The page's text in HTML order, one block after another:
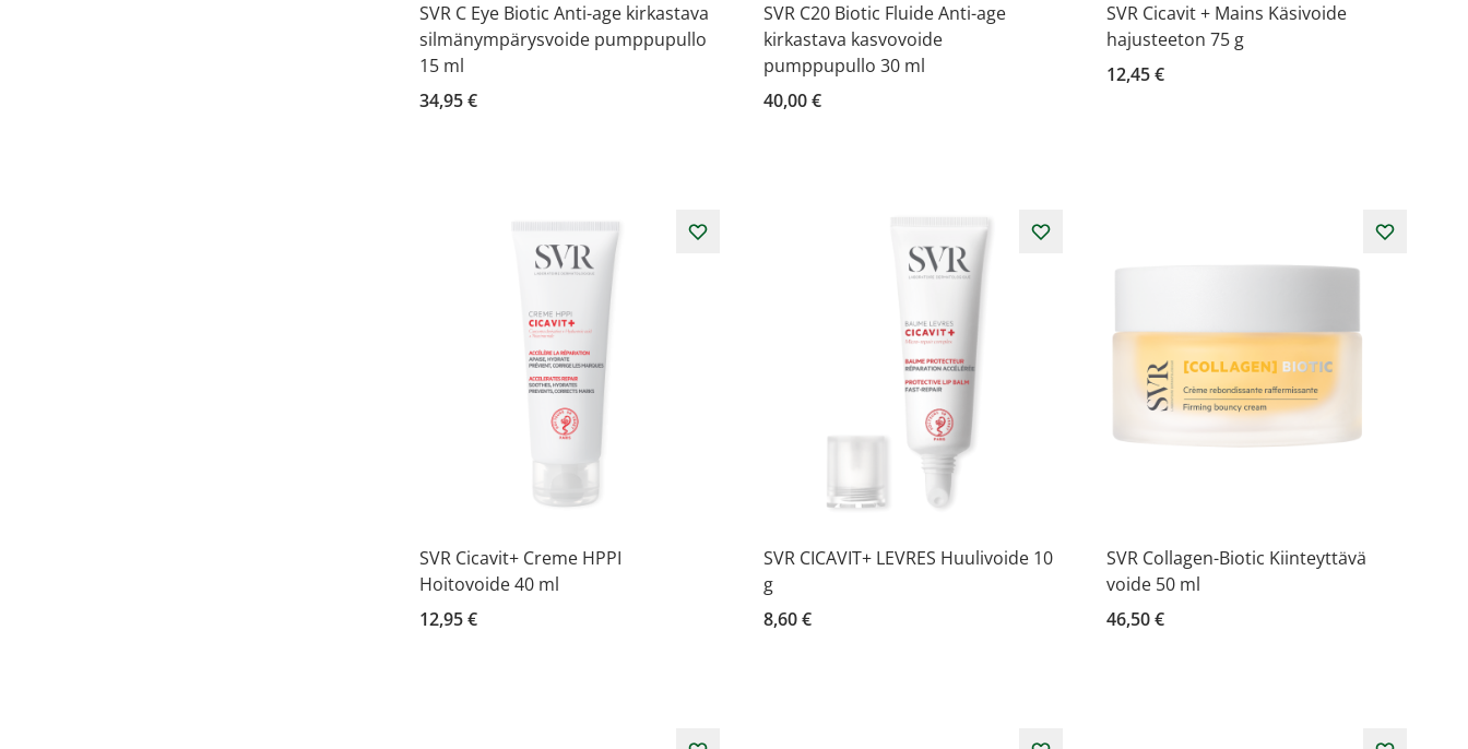
SVR C Eye Biotic Anti-age kirkastava
silmänympärysvoide pumppupullo
15 ml
34,95 €
SVR C20 Biotic Fluide Anti-age
kirkastava kasvovoide
pumppupullo 30 ml
40,00 €
SVR Cicavit + Mains Käsivoide
hajusteeton 75 g
12,45 €
SVR Cicavit+ Creme HPPI
Hoitovoide 40 ml
12,95 €
SVR CICAVIT+ LEVRES Huulivoide 10
g
8,60 €
SVR Collagen-Biotic Kiinteyttävä
voide 50 ml
46,50 €